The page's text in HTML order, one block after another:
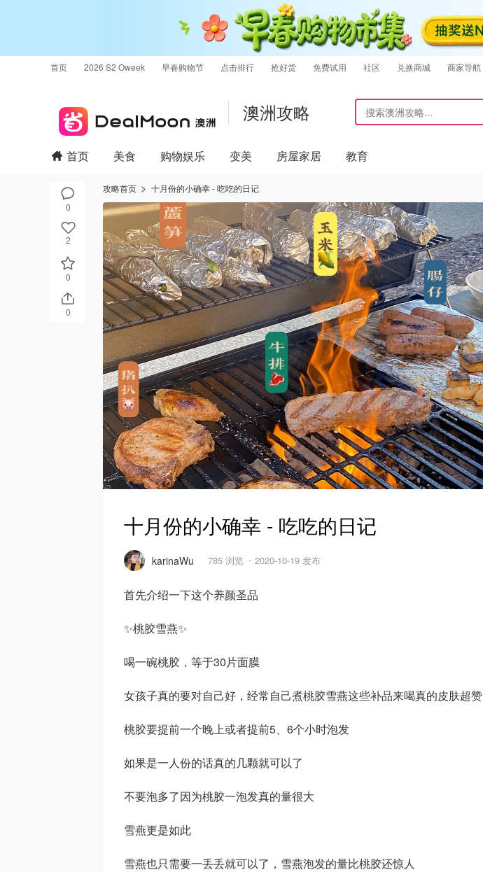
首页 2026 S2 Oweek 早春购物节 点击排行 抢好货 免费试用 社区 兑换商城 商家导航
澳洲攻略
0
2
0
0
首页 美食 购物娱乐 变美 房屋家居 教育
攻略首页 十月份的小确幸 - 吃吃的日记
十月份的小确幸 - 吃吃的日记
karinaWu 785 浏览 2020-10-19 发布
首先介绍一下这个养颜圣品
✨桃胶雪燕✨
喝一碗桃胶，等于30片面膜
女孩子真的要对自己好，经常自己煮桃胶雪燕这些补品来喝真的皮肤超赞
桃胶要提前一个晚上或者提前5、6个小时泡发
如果是一人份的话真的几颗就可以了
不要泡多了因为桃胶一泡发真的量很大
雪燕更是如此
雪燕也只需要一丢丢就可以了，雪燕泡发的量比桃胶还惊人